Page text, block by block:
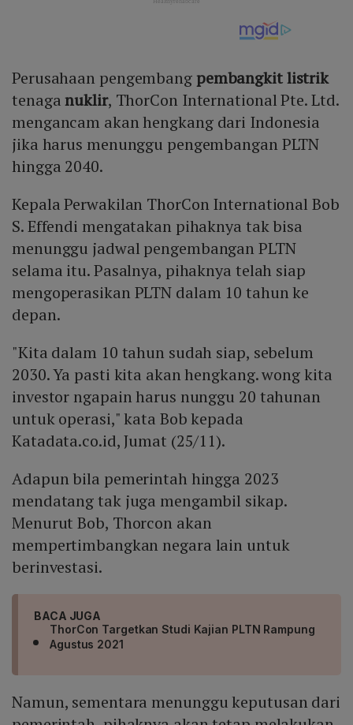
Perusahaan pengembangpembangkit listrik
tenaganuklir, ThorCon International Pte. Ltd.
mengancam akan hengkang dari Indonesia
jika harus menunggu pengembangan PLTN
hingga 2040.
Kepala Perwakilan ThorCon International Bob
S. Effendi mengatakan pihaknya tak bisa
menunggu jadwal pengembangan PLTN
selama itu. Pasalnya, pihaknya telah siap
mengoperasikan PLTN dalam 10 tahun ke
depan.
"Kita dalam 10 tahun sudah siap, sebelum
2030. Ya pasti kita akan hengkang. wong kita
investor ngapain harus nunggu 20 tahunan
untuk operasi," kata Bob kepada
Katadata.co.id, Jumat (25/11).
Adapun bila pemerintah hingga 2023
mendatang tak juga mengambil sikap.
Menurut Bob, Thorcon akan
mempertimbangkan negara lain untuk
berinvestasi.
BACA JUGA
ThorCon Targetkan Studi Kajian PLTN Rampung
Agustus 2021
Namun, sementara menunggu keputusan dari